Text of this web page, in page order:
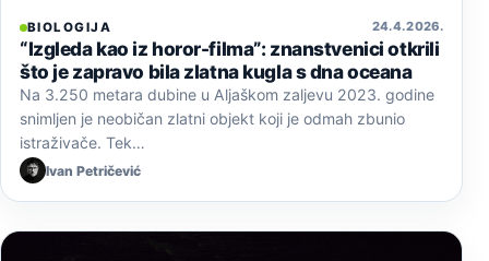
BIOLOGIJA 24. 4. 2026.
“Izgleda kao iz horor-filma”: znanstvenici otkrili
što je zapravo bila zlatna kugla s dna oceana
Na 3.250 metara dubine u Aljaškom zaljevu 2023. godine
snimljen je neobičan zlatni objekt koji je odmah zbunio
istraživače. Tek…
Ivan Petričević